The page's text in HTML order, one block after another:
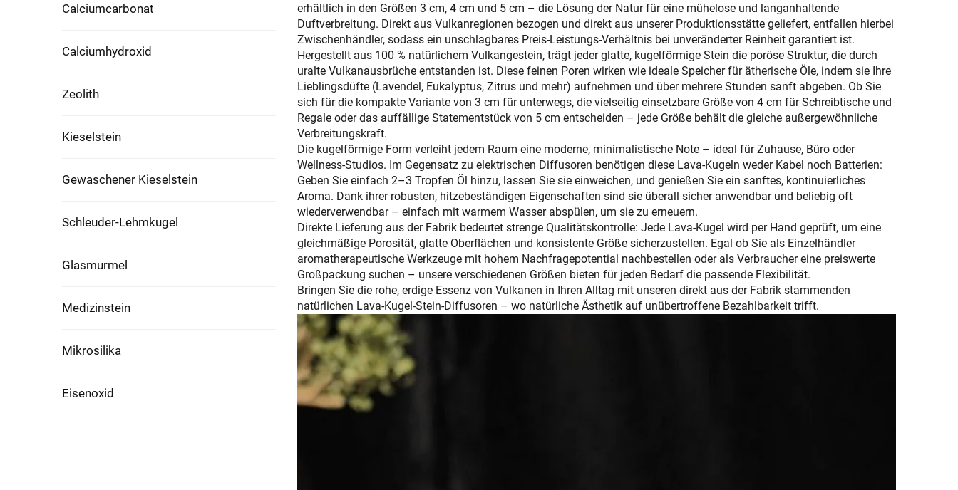
Calciumcarbonat
Calciumhydroxid
Zeolith
Kieselstein
Gewaschener Kieselstein
Schleuder-Lehmkugel
Glasmurmel
Medizinstein
Mikrosilika
Eisenoxid
erhältlich in den Größen 3 cm, 4 cm und 5 cm – die Lösung der Natur für eine mühelose und langanhaltende
Duftverbreitung. Direkt aus Vulkanregionen bezogen und direkt aus unserer Produktionsstätte geliefert, entfallen hierbei
Zwischenhändler, sodass ein unschlagbares Preis-Leistungs-Verhältnis bei unveränderter Reinheit garantiert ist.
Hergestellt aus 100 % natürlichem Vulkangestein, trägt jeder glatte, kugelförmige Stein die poröse Struktur, die durch
uralte Vulkanausbrüche entstanden ist. Diese feinen Poren wirken wie ideale Speicher für ätherische Öle, indem sie Ihre
Lieblingsdüfte (Lavendel, Eukalyptus, Zitrus und mehr) aufnehmen und über mehrere Stunden sanft abgeben. Ob Sie
sich für die kompakte Variante von 3 cm für unterwegs, die vielseitig einsetzbare Größe von 4 cm für Schreibtische und
Regale oder das auffällige Statementstück von 5 cm entscheiden – jede Größe behält die gleiche außergewöhnliche
Verbreitungskraft.
Die kugelförmige Form verleiht jedem Raum eine moderne, minimalistische Note – ideal für Zuhause, Büro oder
Wellness-Studios. Im Gegensatz zu elektrischen Diffusoren benötigen diese Lava-Kugeln weder Kabel noch Batterien:
Geben Sie einfach 2–3 Tropfen Öl hinzu, lassen Sie sie einweichen, und genießen Sie ein sanftes, kontinuierliches
Aroma. Dank ihrer robusten, hitzebeständigen Eigenschaften sind sie überall sicher anwendbar und beliebig oft
wiederverwendbar – einfach mit warmem Wasser abspülen, um sie zu erneuern.
Direkte Lieferung aus der Fabrik bedeutet strenge Qualitätskontrolle: Jede Lava-Kugel wird per Hand geprüft, um eine
gleichmäßige Porosität, glatte Oberflächen und konsistente Größe sicherzustellen. Egal ob Sie als Einzelhändler
aromatherapeutische Werkzeuge mit hohem Nachfragepotential nachbestellen oder als Verbraucher eine preiswerte
Großpackung suchen – unsere verschiedenen Größen bieten für jeden Bedarf die passende Flexibilität.
Bringen Sie die rohe, erdige Essenz von Vulkanen in Ihren Alltag mit unseren direkt aus der Fabrik stammenden
natürlichen Lava-Kugel-Stein-Diffusoren – wo natürliche Ästhetik auf unübertroffene Bezahlbarkeit trifft.